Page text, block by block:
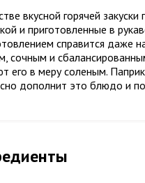
вкусной горячей
и приготовленные в
справится даже
сочным и
его в меру соленым.
дополнит это блюдо и